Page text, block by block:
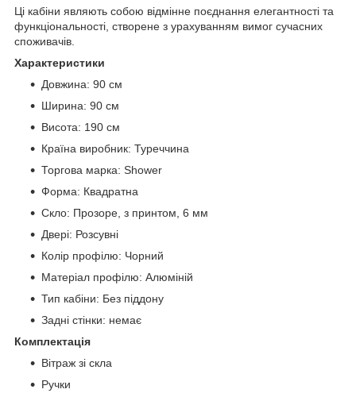
Ці кабіни являють собою відмінне поєднання елегантності та
функціональності, створене з урахуванням вимог сучасних
споживачів.
Характеристики
Довжина: 90 см
Ширина: 90 см
Висота: 190 см
Країна виробник: Туреччина
Торгова марка: Shower
Форма: Квадратна
Скло: Прозоре, з принтом, 6 мм
Двері: Розсувні
Колір профілю: Чорний
Матеріал профілю: Алюміній
Тип кабіни: Без піддону
Задні стінки: немає
Комплектація
Вітраж зі скла
Ручки